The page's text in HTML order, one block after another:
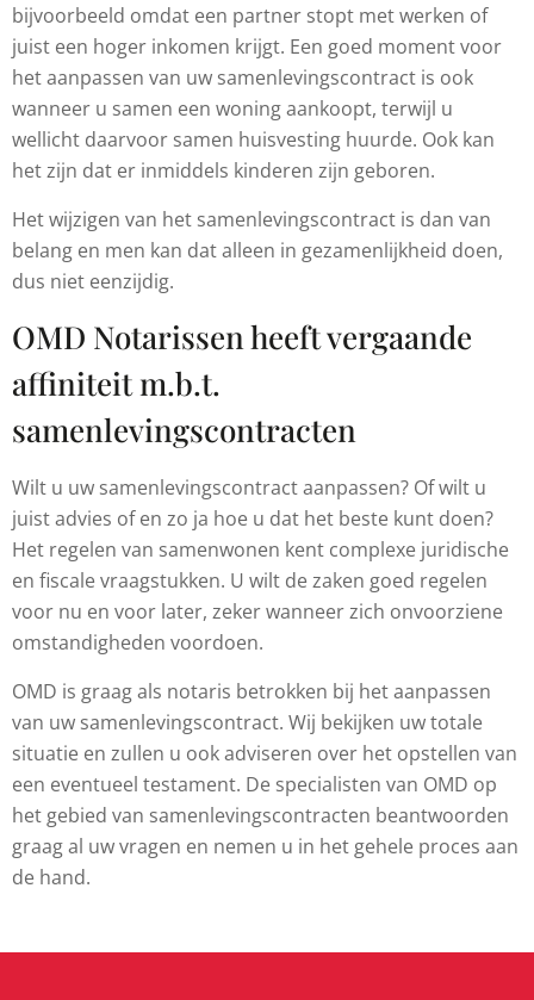
bijvoorbeeld omdat een partner stopt met werken of
juist een hoger inkomen krijgt. Een goed moment voor
het aanpassen van uw samenlevingscontract is ook
wanneer u samen een woning aankoopt, terwijl u
wellicht daarvoor samen huisvesting huurde. Ook kan
het zijn dat er inmiddels kinderen zijn geboren.
Het wijzigen van het samenlevingscontract is dan van
belang en men kan dat alleen in gezamenlijkheid doen,
dus niet eenzijdig.
OMD Notarissen heeft vergaande
affiniteit m.b.t.
samenlevingscontracten
Wilt u uw samenlevingscontract aanpassen? Of wilt u
juist advies of en zo ja hoe u dat het beste kunt doen?
Het regelen van samenwonen kent complexe juridische
en fiscale vraagstukken. U wilt de zaken goed regelen
voor nu en voor later, zeker wanneer zich onvoorziene
omstandigheden voordoen.
OMD is graag als notaris betrokken bij het aanpassen
van uw samenlevingscontract. Wij bekijken uw totale
situatie en zullen u ook adviseren over het opstellen van
een eventueel testament. De specialisten van OMD op
het gebied van samenlevingscontracten beantwoorden
graag al uw vragen en nemen u in het gehele proces aan
de hand.